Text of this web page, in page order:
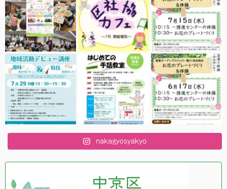
nakagyosyakyo